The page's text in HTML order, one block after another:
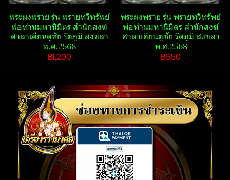
พระ​ผงพราย​ รุ่น พรายทวีทรัพย์​
พ่อท่านมหานิ​มิตร​ สำนักสงฆ์​
ศาลา​เคียน​ตู​ชัย​ รัตภูมิ​ สงขลา​
พ.ศ.2568
฿1,200
พระ​ผงพราย​ รุ่น พรายทวีทรัพย์​
พ่อท่านมหานิ​มิตร​ สำนักสงฆ์​
ศาลา​เคียน​ตู​ชัย​ รัตภูมิ​ สงขลา​
พ.ศ.2568
฿650